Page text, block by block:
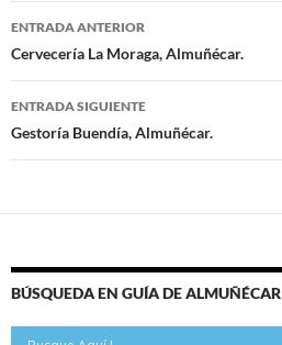
Navegación
de
entradas
ENTRADA ANTERIOR
Cervecería La Moraga, Almuñécar.
ENTRADA SIGUIENTE
Gestoría Buendía, Almuñécar.
BÚSQUEDA EN GUÍA DE ALMUÑÉCAR